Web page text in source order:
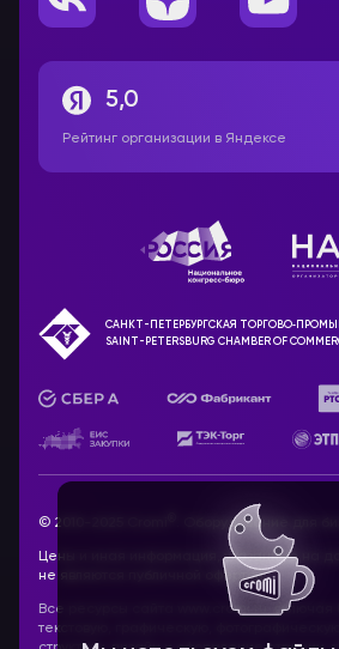
5,0
Рейтинг организации в Яндексе
САНКТ-ПЕТЕРБУРГСКАЯ
SAINT-PETERSBURG CHAMBER OF
© 2010-2025 Cromi . Оборудование для
Цены и иная информация, указанные на
не являются публичной офертой.
Все ресурсы сайта www.cromi.ru, включая
текстовую, графическую,